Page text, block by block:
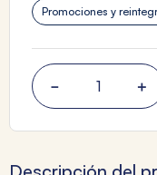
Promociones y
＋
－